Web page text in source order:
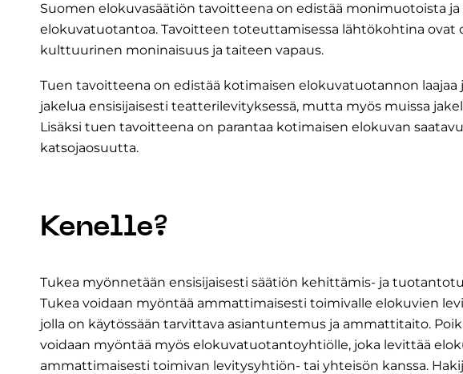
Suomen elokuvasäätiön tavoitteena on edistää monimuotoista
elokuvatuotantoa. Tavoitteen toteuttamisessa lähtökohtina ovat
kulttuurinen moninaisuus ja taiteen vapaus.
Tuen tavoitteena on edistää kotimaisen elokuvatuotannon laajaa
jakelua ensisijaisesti teatterilevityksessä, mutta myös muissa
Lisäksi tuen tavoitteena on parantaa kotimaisen elokuvan
katsojaosuutta.
Kenelle?
Tukea myönnetään ensisijaisesti säätiön kehittämis- ja
Tukea voidaan myöntää ammattimaisesti toimivalle elokuvien
jolla on käytössään tarvittava asiantuntemus ja ammattitaito.
voidaan myöntää myös elokuvatuotantoyhtiölle, joka levittää
ammattimaisesti toimivan levitysyhtiön- tai yhteisön kanssa.